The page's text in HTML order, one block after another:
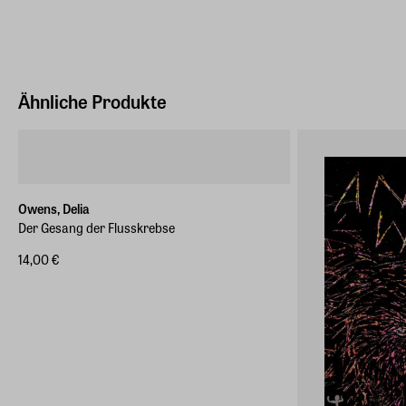
Ähnliche Produkte
Owens, Delia
Der Gesang der Flusskrebse
14,00 €